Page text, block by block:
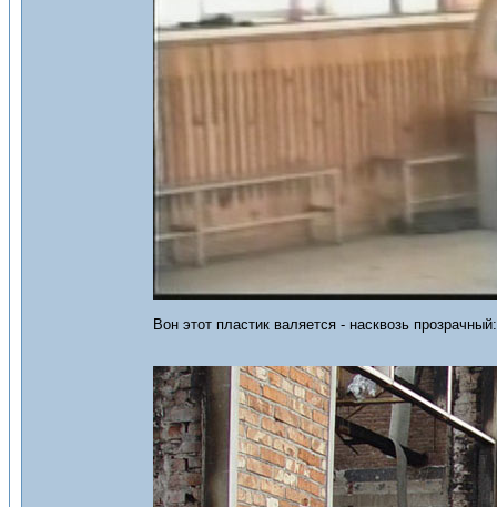
Вон этот пластик валяется - насквозь прозрачный: